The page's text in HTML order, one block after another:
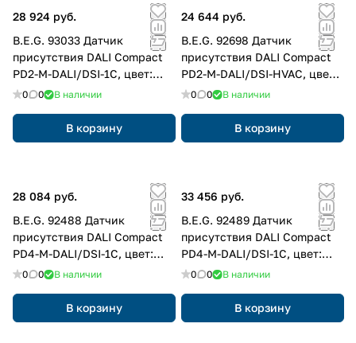
28 924 руб.
B.E.G. 93033 Датчик
присутствия DALI Compact
PD2-M-DALI/DSI-1C, цвет:
Белый матовый, похожий
0 0 В наличии
В корзину
24 644 руб.
B.E.G. 92698 Датчик
присутствия DALI Compact
PD2-M-DALI/DSI-HVAC, цвет:
Белый матовый, похожий
0 0 В наличии
В корзину
28 084 руб.
B.E.G. 92488 Датчик
присутствия DALI Compact
PD4-M-DALI/DSI-1C, цвет:
Белый матовый, похожий
0 0 В наличии
В корзину
33 456 руб.
B.E.G. 92489 Датчик
присутствия DALI Compact
PD4-M-DALI/DSI-1C, цвет:
Белый матовый, похожий
0 0 В наличии
В корзину